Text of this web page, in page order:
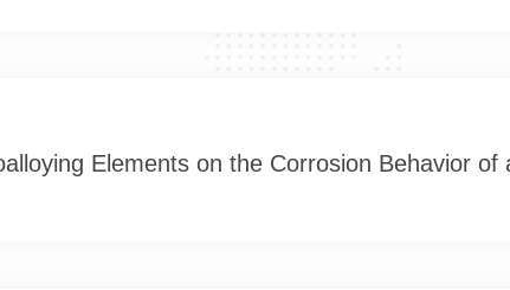
Elements on the Corrosion Behavior of